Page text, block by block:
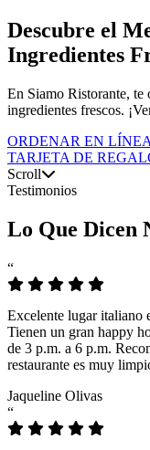
Descubre el
Ingredientes
En Siamo Ristorante, te
ingredientes frescos.
ORDENAR EN LÍNEA
TARJETA DE
Scroll
Testimonios
Lo Que Dicen
“
Excelente lugar italiano
Tienen un gran happy
de 3 p.m. a 6 p.m.
restaurante es muy
Jaqueline Olivas
“